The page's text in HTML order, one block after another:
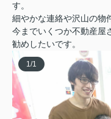
す。
細やかな連絡や沢山の物
今までいくつか不動産屋
勧めしたいです。
1/1